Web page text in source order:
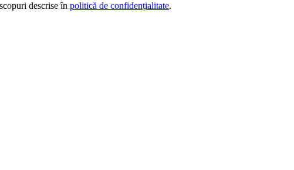
descrise în politică de confidențialitate.